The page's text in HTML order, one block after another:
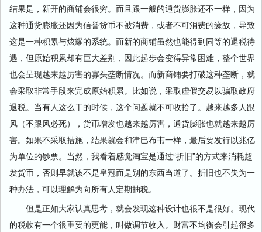
结果是，新开的商铺会很穷。而且跟一般的通货膨胀还不一样，因为
这种通货膨胀还因为信誉货币不被消费，或者不可消费的缘故，导致
这是一种积累与炫耀的系统。而新的商铺虽然也能得到同等的退税待
遇，但原始积累却有巨大差别，因此起步会变得异常困难，整个世界
也会呈现越来越厉害的寡头垄断情况。而新商铺要打破这种垄断，就
会采取非常手段来完成原始积累。比如说，采取虚假交易以骗取政府
退税。当有人这么干的时候，这个问题就不可收拾了。越来越多人跟
风（不跟风必死），货币增发也越来越厉害，通货膨胀也就越来越厉
害。如果不采取措施，结果就会和津巴布韦一样，最后要发行以兆亿
为单位的钞票。当然，我看着感觉淘宝是通过“折旧”的方式来消耗超
发货币，否则早就该不是皇冠而是别的东西当道了。折旧也不失为一
种办法，可以理解为向所有人定期抽税。
但是正如大家认真思考，就会发现这种设计也很不是很好。现代
的税收有一个很重要的更能，叫做调节收入。财富不均衡会引起很多